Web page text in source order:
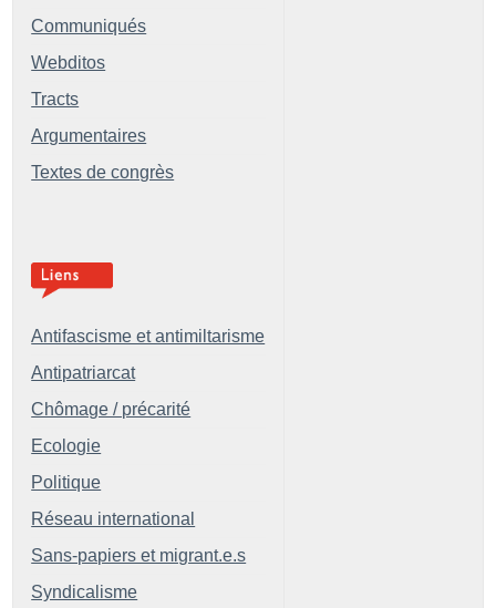
Communiqués
Webditos
Tracts
Argumentaires
Textes de congrès
Antifascisme et antimiltarisme
Antipatriarcat
Chômage / précarité
Ecologie
Politique
Réseau international
Sans-papiers et migrant.e.s
Syndicalisme